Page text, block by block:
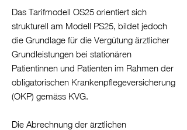
Das Tarifmodell OS25 orientiert sich
strukturell am Modell PS25, bildet jedoch
die Grundlage für die Vergütung ärztlicher
Grundleistungen bei stationären
Patientinnen und Patienten im Rahmen der
obligatorischen Krankenpflegeversicherung
(OKP) gemäss KVG.
Die Abrechnung der ärztlichen